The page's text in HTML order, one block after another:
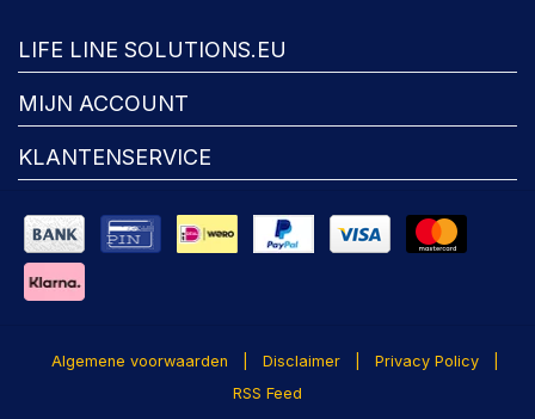
LIFE LINE SOLUTIONS.EU
MIJN ACCOUNT
KLANTENSERVICE
Algemene voorwaarden Disclaimer Privacy Policy
RSS Feed